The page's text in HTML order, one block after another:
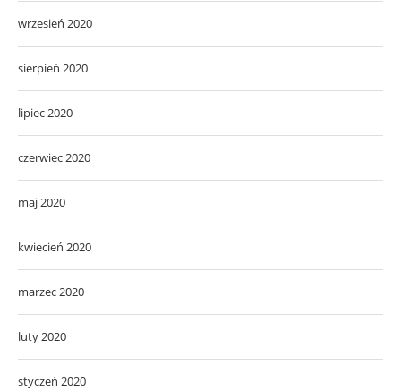
wrzesień 2020
sierpień 2020
lipiec 2020
czerwiec 2020
maj 2020
kwiecień 2020
marzec 2020
luty 2020
styczeń 2020